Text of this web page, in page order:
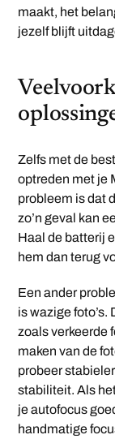
maakt, het
jezelf blijft
Zelfs met de
optreden met je
probleem is dat
zo’n geval kan
Haal de batterij
hem dan terug
Een ander
is wazige
zoals verkeerde
maken van de
probeer
stabiliteit. Als
je autofocus
handmatige